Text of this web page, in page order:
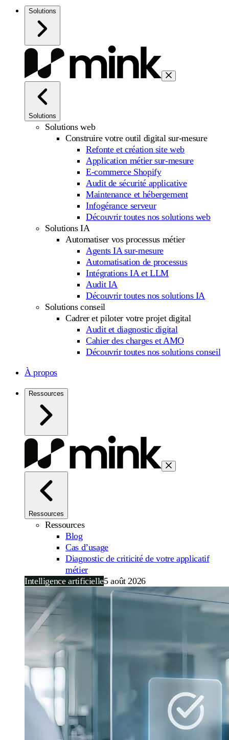
Solutions
Solutions
Solutions web
Construire votre outil digital sur-mesure
Refonte et création site web
Application métier sur-mesure
E-commerce Shopify
Audit de sécurité applicative
Maintenance et hébergement
Infogérance serveur
Découvrir toutes nos solutions web
Solutions IA
Automatiser vos processus métier
Agents IA sur-mesure
Automatisation de processus
Intégrations IA et LLM
Audit IA
Découvrir toutes nos solutions IA
Solutions conseil
Cadrer et piloter votre projet digital
Audit et diagnostic digital
Cahier des charges et AMO
Découvrir toutes nos solutions conseil
À propos
Ressources
Ressources
Ressources
Blog
Cas d’usage
Diagnostic de criticité de votre applicatif
métier
Intelligence artificielle5 août 2026